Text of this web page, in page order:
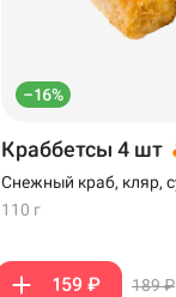
–16%
Краббетсы 4 шт
Снежный краб, кляр,
110 г
159 ₽ 189 ₽